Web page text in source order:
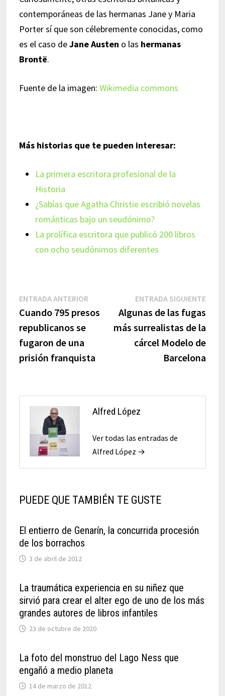
contemporáneas de las hermanas Jane y Maria
Porter sí que son célebremente conocidas, como
es el caso deJane Austen o las hermanas
Brontë.
Fuente de la imagen: Wikimedia commons
Más historias que te pueden interesar:
La primera escritora profesional de la
Historia
¿Sabías que Agatha Christie escribió novelas
románticas bajo un seudónimo?
La prolífica escritora que publicó 200 libros
con ocho seudónimos diferentes
Navegación
de
entradas
ENTRADA ANTERIOREntrada
anterior:
Cuando 795 presos
republicanos se
fugaron de una
prisión franquista
ENTRADA SIGUIENTE
Algunas de las fugas
más surrealistas de la
cárcel Modelo de
Barcelona
Alfred López
Ver todas las entradas de
Alfred López →
PUEDE QUE TAMBIÉN TE GUSTE
El entierro de Genarín, la concurrida procesión
de los borrachos
3 de abril de 2012
La traumática experiencia en su niñez que
sirvió para crear el alter ego de uno de los más
grandes autores de libros infantiles
23 de octubre de 2020
La foto del monstruo del Lago Ness que
engañó a medio planeta
14 de marzo de 2012